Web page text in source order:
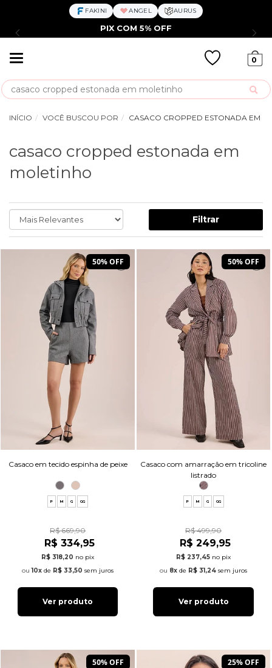
FAKINI ANGEL AURUS
PIX COM 5% OFF
0
Busca
INÍCIO VOCÊ BUSCOU POR CASACO CROPPED ESTONADA EM
casaco cropped estonada em
moletinho
Filtrar
50% OFF
Casaco em tecido espinha de peixe
P M G GG
R$ 669,90
R$ 334,95
R$ 318,20 no pix
10x de R$ 33,50 sem juros
Ver produto
50% OFF
Casaco com amarração em tricoline
listrado
P M G GG
R$ 499,90
R$ 249,95
R$ 237,45 no pix
8x de R$ 31,24 sem juros
Ver produto
50% OFF 25% OFF